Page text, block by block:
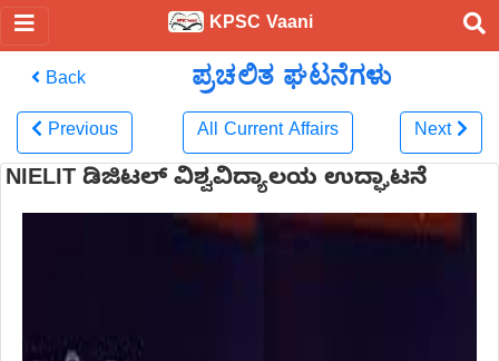
KPSC Vaani
Back ಪ್ರಚಲಿತ ಘಟನೆಗಳು
Previous All Current Affairs Next
NIELIT ಡಿಜಿಟಲ್ ವಿಶ್ವವಿದ್ಯಾಲಯ ಉದ್ಘಾಟನೆ